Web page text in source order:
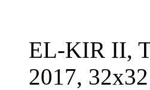
EL-KIR II,
2017,